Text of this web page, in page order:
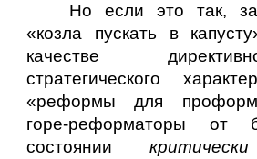
Но если это так,
«козла пускать в
качестве
стратегического
«реформы для
горе-реформаторы от
состоянии